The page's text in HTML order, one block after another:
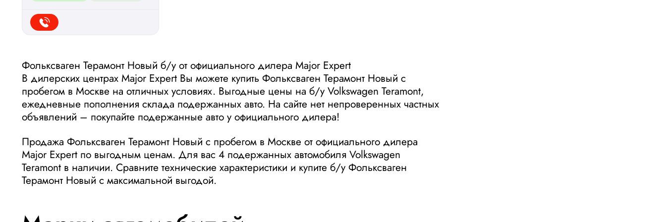
Фольксваген Терамонт Новый б/у от официального дилера Major Expert
В дилерских центрах Major Expert Вы можете купить Фольксваген Терамонт Новый с
пробегом в Москве на отличных условиях. Выгодные цены на б/у Volkswagen Teramont,
ежедневные пополнения склада подержанных авто. На сайте нет непроверенных частных
объявлений – покупайте подержанные авто у официального дилера!
Продажа Фольксваген Терамонт Новый с пробегом в Москве от официального дилера
Major Expert по выгодным ценам. Для вас 4 подержанных автомобиля Volkswagen
Teramont в наличии. Сравните технические характеристики и купите б/у Фольксваген
Терамонт Новый с максимальной выгодой.